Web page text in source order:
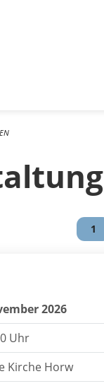
1
2026
Uhr
Kirche Horw